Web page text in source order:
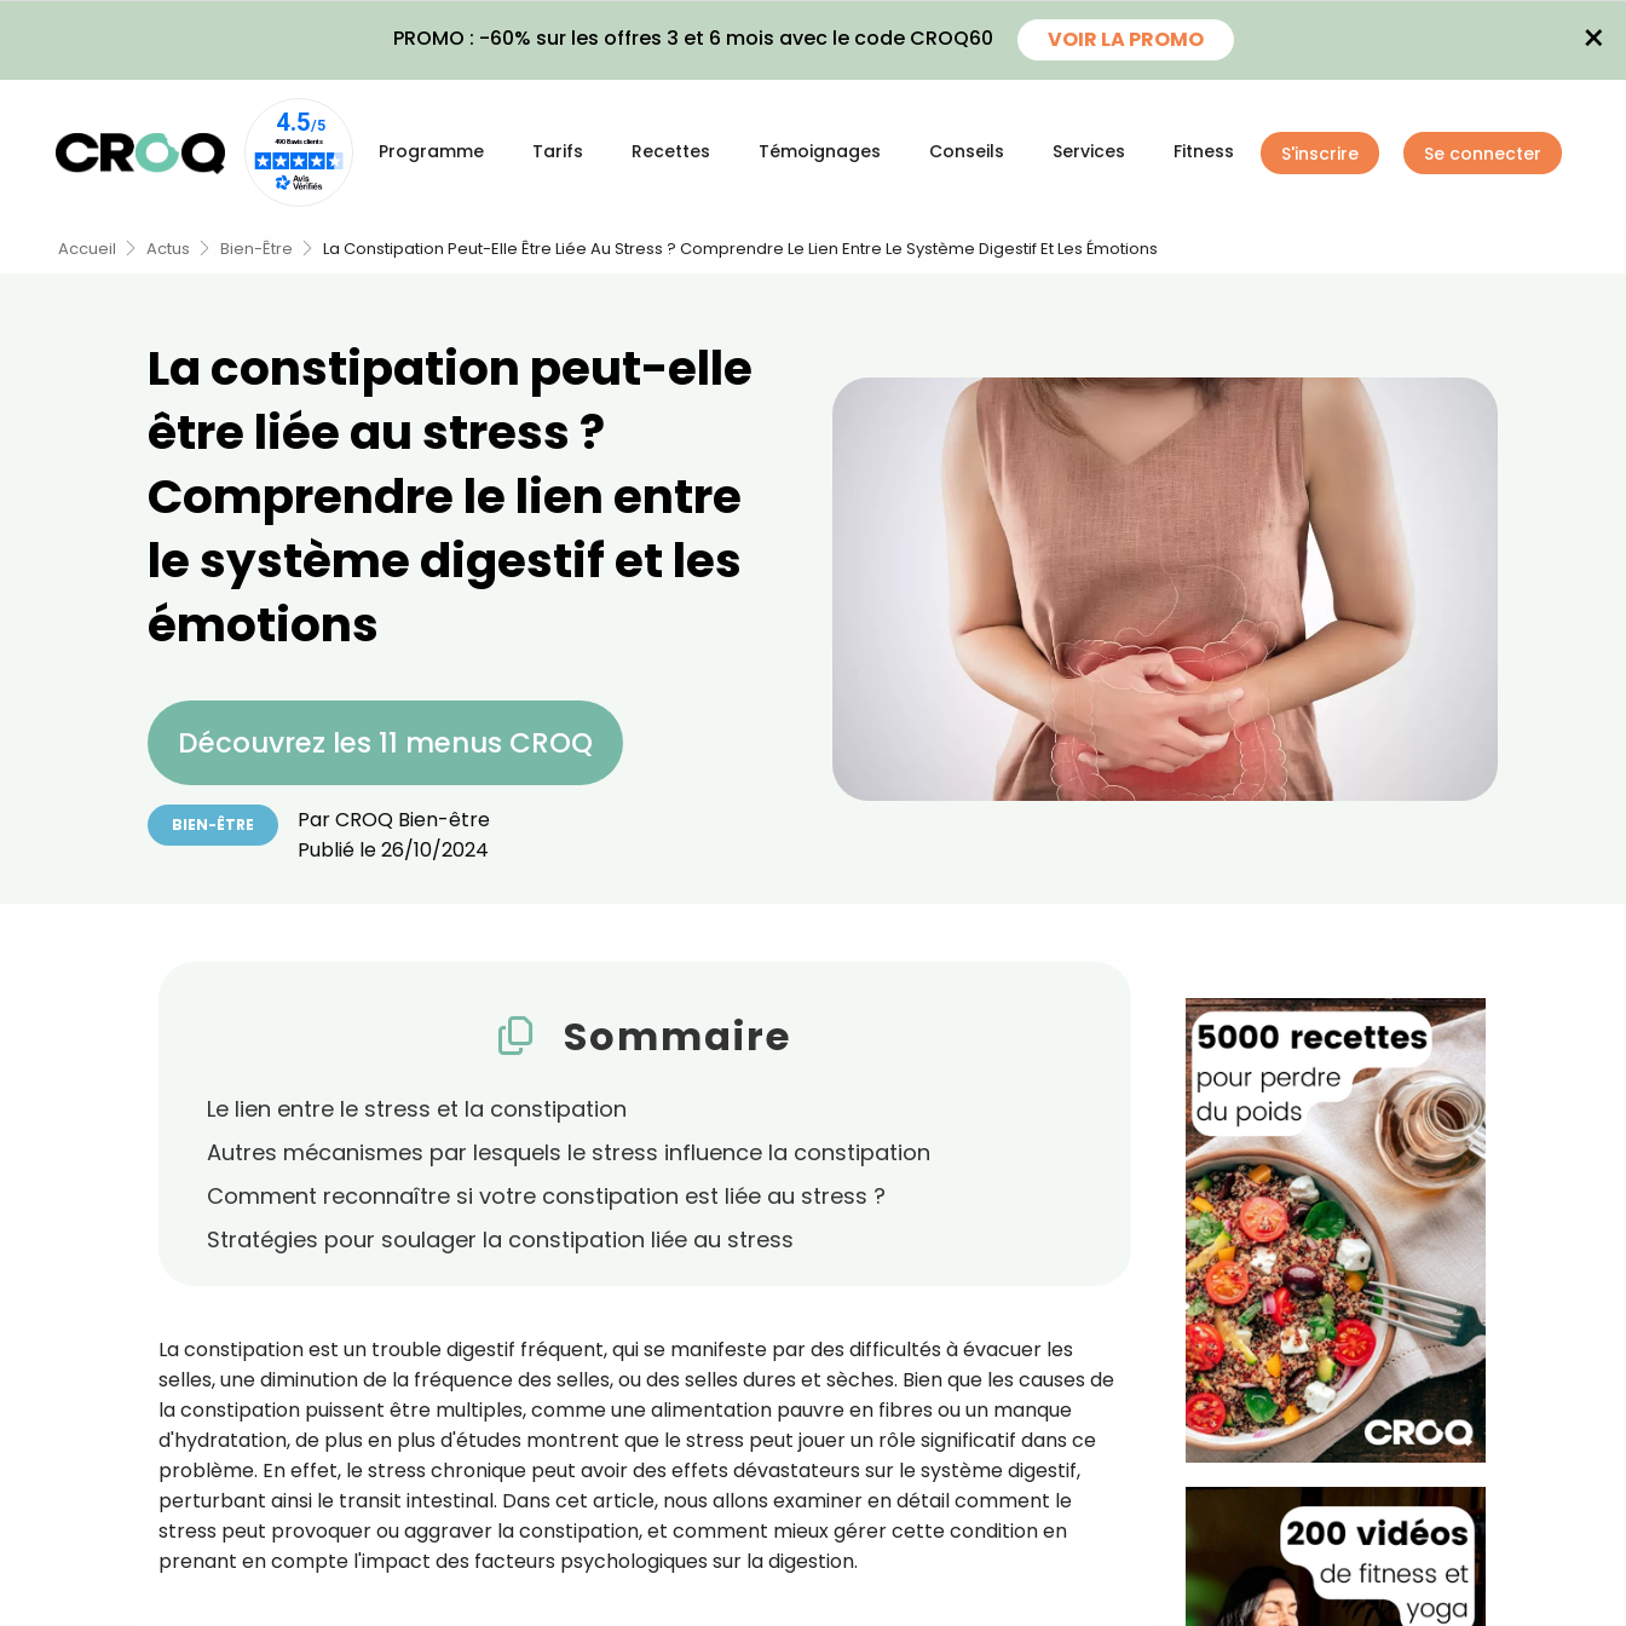
PROMO : -60% sur les offres 3 et 6 mois avec le code CROQ60 VOIR LA PROMO ×
Programme Tarifs Recettes Témoignages Conseils Services Fitness S'inscrire Se connecter
Accueil Actus Bien-Être La Constipation Peut-Elle Être Liée Au Stress ? Comprendre Le Lien Entre Le Système Digestif Et Les Émotions
La constipation peut-elle
être liée au stress ?
Comprendre le lien entre
le système digestif et les
émotions
Découvrez les 11 menus CROQ
BIEN-ÊTRE ParCROQ Bien-être
Publié le26/10/2024
Sommaire
Le lien entre le stress et la constipation
Autres mécanismes par lesquels le stress influence la constipation
Comment reconnaître si votre constipation est liée au stress ?
Stratégies pour soulager la constipation liée au stress
La constipation est un trouble digestif fréquent, qui se manifeste par des difficultés à évacuer les
selles, une diminution de la fréquence des selles, ou des selles dures et sèches. Bien que les causes de
la constipation puissent être multiples, comme une alimentation pauvre en fibres ou un manque
d'hydratation, de plus en plus d'études montrent que le stress peut jouer un rôle significatif dans ce
problème. En effet, le stress chronique peut avoir des effets dévastateurs sur le système digestif,
perturbant ainsi le transit intestinal. Dans cet article, nous allons examiner en détail comment le
stress peut provoquer ou aggraver la constipation, et comment mieux gérer cette condition en
prenant en compte l'impact des facteurs psychologiques sur la digestion.